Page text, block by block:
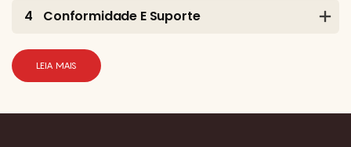
4 Conformidade E Suporte
LEIA MAIS